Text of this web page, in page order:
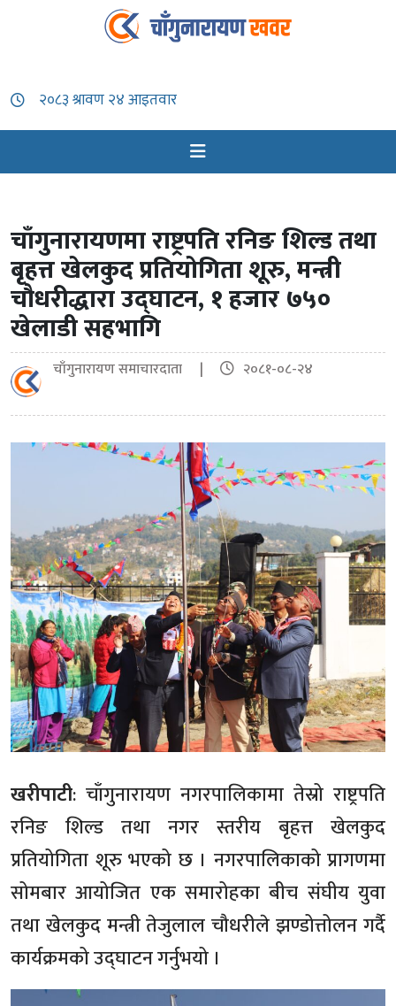
चाँगुनारायणमा राष्ट्रपति रनिङ शिल्ड तथा
बृहत्त खेलकुद प्रतियोगिता शूरु, मन्त्री
चौधरीद्धारा उद्घाटन, १ हजार ७५०
खेलाडी सहभागि
चाँगुनारायण समाचारदाता | २०८१-०८-२४
खरीपाटी: चाँगुनारायण नगरपालिकामा तेस्रो राष्ट्रपति
रनिङ शिल्ड तथा नगर स्तरीय बृहत्त खेलकुद
प्रतियोगिता शूरु भएको छ । नगरपालिकाको प्रागणमा
सोमबार आयोजित एक समारोहका बीच संघीय युवा
तथा खेलकुद मन्त्री तेजुलाल चौधरीले झण्डोत्तोलन गर्दै
कार्यक्रमको उद्घाटन गर्नुभयो ।